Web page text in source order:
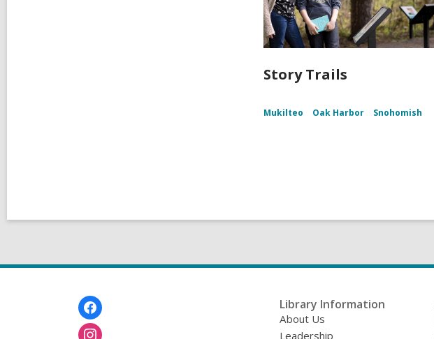
Story Trails
Mukilteo Oak Harbor Snohomish
Library Information
About Us
Leadership